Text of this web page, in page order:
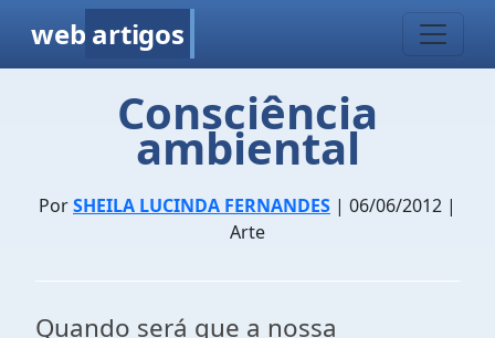
web artigos
Consciência
ambiental
PorSHEILA LUCINDA FERNANDES | 06/06/2012 |
Arte
Quando será que a nossa